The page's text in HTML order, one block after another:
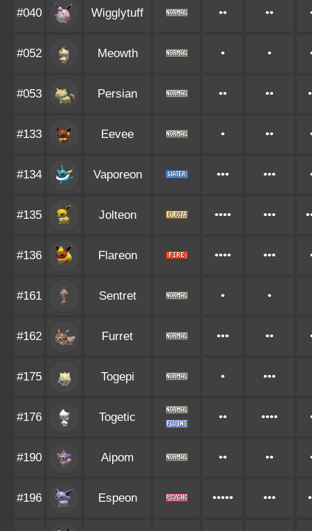
#040 Wigglytuff •• ••
#052 Meowth • •
#053 Persian •• ••
#133 Eevee • ••
#134 Vaporeon ••• •••
#135 Jolteon •••• •••
#136 Flareon •••• •••
#161 Sentret • •
#162 Furret ••• ••
#175 Togepi • •••
#176 Togetic •• ••••
#190 Aipom •• ••
#196 Espeon ••••• •••